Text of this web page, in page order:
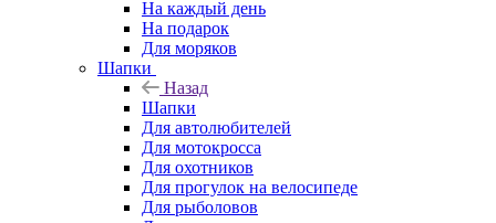
На каждый день
На подарок
Для моряков
Шапки
Назад
Шапки
Для автолюбителей
Для мотокросса
Для охотников
Для прогулок на велосипеде
Для рыболовов